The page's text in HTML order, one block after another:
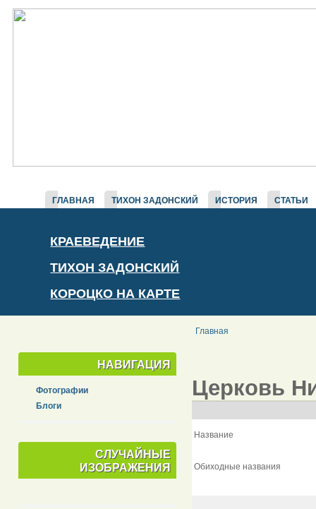
ГЛАВНАЯ ТИХОН ЗАДОНСКИЙ ИСТОРИЯ СТАТЬИ
КРАЕВЕДЕНИЕ
ТИХОН ЗАДОНСКИЙ
КОРОЦКО НА КАРТЕ
Главная
НАВИГАЦИЯ
Фотографии
Блоги
СЛУЧАЙНЫЕ
ИЗОБРАЖЕНИЯ
Церковь
Название
Обиходные названия